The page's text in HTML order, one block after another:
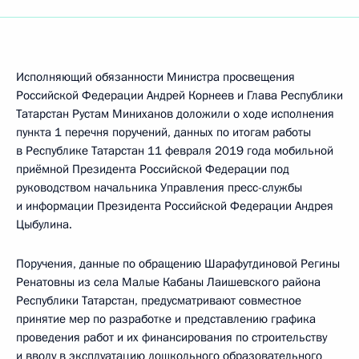
Исполняющий обязанности Министра просвещения
Российской Федерации Андрей Корнеев и Глава Республики
Татарстан Рустам Миниханов доложили о ходе исполнения
пункта 1 перечня поручений, данных по итогам работы
в Республике Татарстан 11 февраля 2019 года мобильной
приёмной Президента Российской Федерации под
руководством начальника Управления пресс-службы
и информации Президента Российской Федерации Андрея
Цыбулина.
Поручения, данные по обращению Шарафутдиновой Регины
Ренатовны из села Малые Кабаны Лаишевского района
Республики Татарстан, предусматривают совместное
принятие мер по разработке и представлению графика
проведения работ и их финансирования по строительству
и вводу в эксплуатацию дошкольного образовательного